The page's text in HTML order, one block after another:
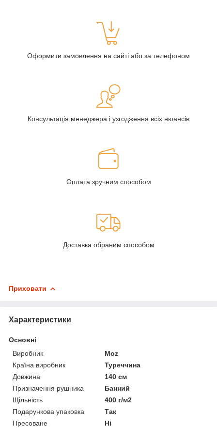
Оформити замовлення на сайті або за телефоном
Консультація менеджера і узгодження всіх нюансів
Оплата зручним способом
Доставка обраним способом
Приховати
Характеристики
Основні
Виробник
Moz
Країна виробник
Туреччина
Довжина
140 см
Призначення рушника
Банний
Щільність
400 г/м2
Подарункова упаковка
Так
Пресоване
Ні